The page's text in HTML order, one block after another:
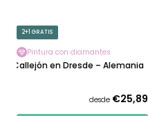
2+1 GRATIS
Pintura con diamantes
Callejón en Dresde – Alemania
desde €25,89